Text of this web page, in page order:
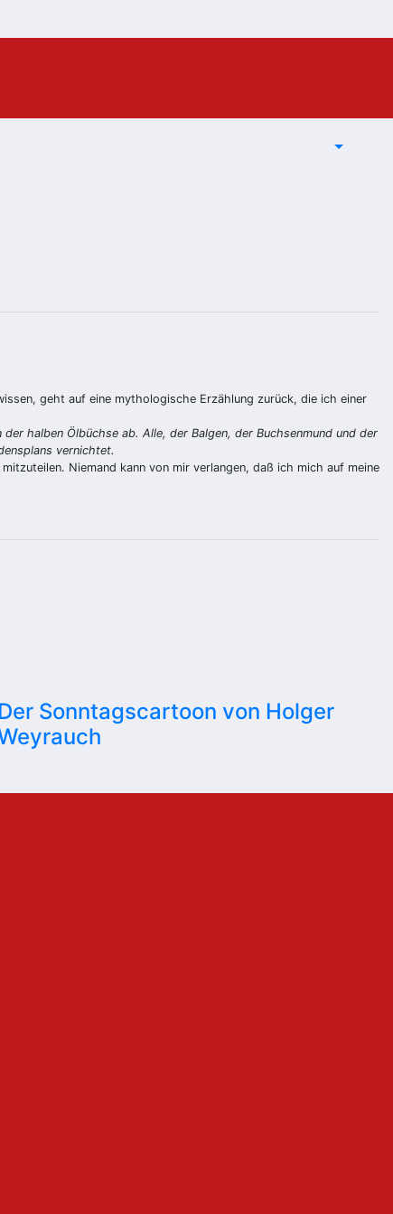
geht auf eine mythologische Erzählung zurück, die ich einer
halben Ölbüchse ab. Alle, der Balgen, der Buchsenmund und der
vernichtet.
Niemand kann von mir verlangen, daß ich mich auf meine
Der Sonntagscartoon von Holger